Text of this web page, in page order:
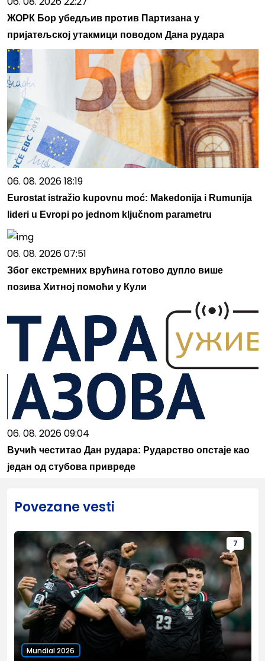
ЖОРК Бор убедљив против Партизана у
пријатељској утакмици поводом Дана рудара
06. 08. 2026 18:19
Eurostat istražio kupovnu moć: Makedonija i Rumunija
lideri u Evropi po jednom ključnom parametru
06. 08. 2026 07:51
Због екстремних врућина готово дупло више
позива Хитној помоћи у Кули
06. 08. 2026 09:04
Вучић честитао Дан рудара: Рударство опстаје као
један од стубова привреде
Povezane vesti
7
Mundial 2026